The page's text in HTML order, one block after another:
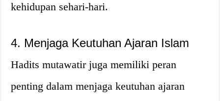
kehidupan sehari-hari.
4. Menjaga Keutuhan Ajaran Islam
Hadits mutawatir juga memiliki peran
penting dalam menjaga keutuhan ajaran